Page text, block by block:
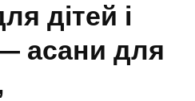
дітей і
асани для